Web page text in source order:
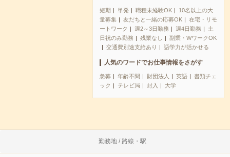
短期 単発 職種未経験OK
10名以上の大
量募集
友だちと一緒の応募OK
在宅・リモ
ートワーク
週2～3日勤務 週4日勤務
土
日祝のみ勤務
残業なし
副業・WワークOK
交通費別途支給あり
語学力が活かせる
人気のワードでお仕事情報をさがす
急募 年齢不問 財団法人 英語
書類チェ
ック
テレビ局 封入 大学
勤務地 / 路線・駅